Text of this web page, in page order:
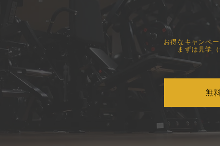
お得なキャンペ
まずは見学
無